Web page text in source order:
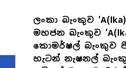
ලංකා බැංකුව
මහජන බැංකුව
කොමර්ෂල් බැංකුව
හැටන් නැෂනල්